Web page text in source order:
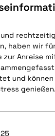
haben wir
Anreise
und können
genießen.